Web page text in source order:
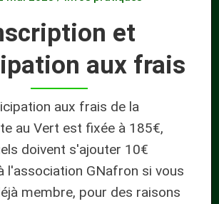
et
aux frais
aux frais de la
au Vert est fixée à 185€,
doivent s'ajouter 10€
l'association GNafron si vous
membre, pour des raisons